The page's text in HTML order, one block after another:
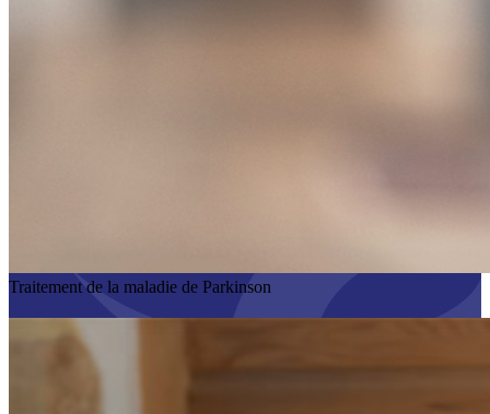
Traitement de la maladie de Parkinson